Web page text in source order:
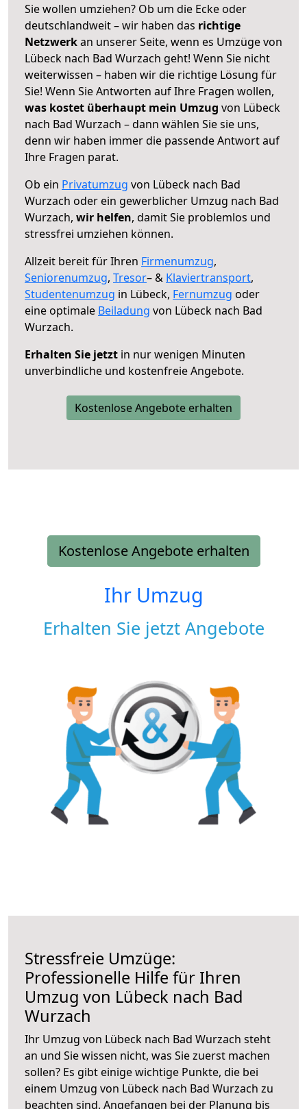
Sie wollen umziehen? Ob um die Ecke oder
deutschlandweit – wir haben das richtige
Netzwerkan unserer Seite, wenn es Umzüge von
Lübeck nach Bad Wurzach geht! Wenn Sie nicht
weiterwissen – haben wir die richtige Lösung für
Sie! Wenn Sie Antworten auf Ihre Fragen wollen,
was kostet überhaupt mein Umzug von Lübeck
nach Bad Wurzach – dann wählen Sie sie uns,
denn wir haben immer die passende Antwort auf
Ihre Fragen parat.
Ob ein Privatumzug von Lübeck nach Bad
Wurzach oder ein gewerblicher Umzug nach Bad
Wurzach, wir helfen, damit Sie problemlos und
stressfrei umziehen können.
Allzeit bereit für Ihren Firmenumzug,
Seniorenumzug, Tresor– & Klaviertransport,
Studentenumzug in Lübeck, Fernumzug oder
eine optimale Beiladung von Lübeck nach Bad
Wurzach.
Erhalten Sie jetzt in nur wenigen Minuten
unverbindliche und kostenfreie Angebote.
Kostenlose Angebote erhalten
Kostenlose Angebote erhalten
Ihr Umzug
Erhalten Sie jetzt Angebote
Stressfreie Umzüge:
Professionelle Hilfe für Ihren
Umzug von Lübeck nach Bad
Wurzach
Ihr Umzug von Lübeck nach Bad Wurzach steht
an und Sie wissen nicht, was Sie zuerst machen
sollen? Es gibt einige wichtige Punkte, die bei
einem Umzug von Lübeck nach Bad Wurzach zu
beachten sind. Angefangen bei der Planung bis